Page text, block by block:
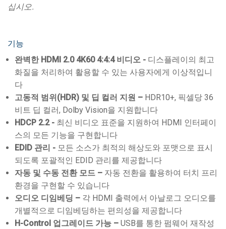
십시오.
기능
완벽한 HDMI 2.0 4K60 4:4:4 비디오 - 디스플레이의 최고
화질을 처리하여 활용할 수 있는 사용자에게 이상적입니
다
고동적 범위(HDR) 및 딥 컬러 지원 – HDR10+, 픽셀당 36
비트 딥 컬러, Dolby Vision을 지원합니다
HDCP 2.2 - 최신 비디오 표준을 지원하여 HDMI 인터페이
스의 모든 기능을 구현합니다
EDID 관리 - 모든 소스가 최적의 해상도와 포맷으로 표시
되도록 포괄적인 EDID 관리를 제공합니다
자동 및 수동 전환 모드 – 자동 전환을 활용하여 터치 프리
환경을 구현할 수 있습니다
오디오 디임베딩 – 각 HDMI 출력에서 아날로그 오디오를
개별적으로 디임베딩하는 편의성을 제공합니다
H-Control 업그레이드 가능 – USB를 통한 펌웨어 재작성